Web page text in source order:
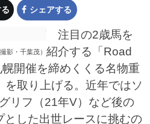
シェアする
影・千葉茂）
注目の2歳馬を
紹介する「Road
開催を締めくくる名物重
取り上げる。近年ではソ
リフ（21年V）など後の
した出世レースに挑むの